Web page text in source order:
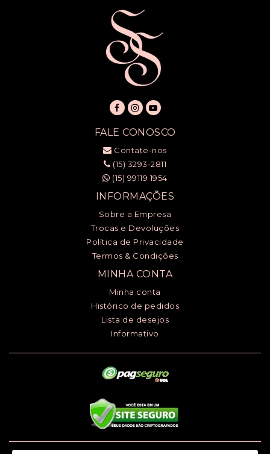
FALE CONOSCO
Contate-nos
(15) 3293-2811
(15) 99119 1954
INFORMAÇÕES
Sobre a Empresa
Trocas e Devoluções
Política de Privacidade
Termos & Condições
MINHA CONTA
Minha conta
Histórico de pedidos
Lista de desejos
Informativo